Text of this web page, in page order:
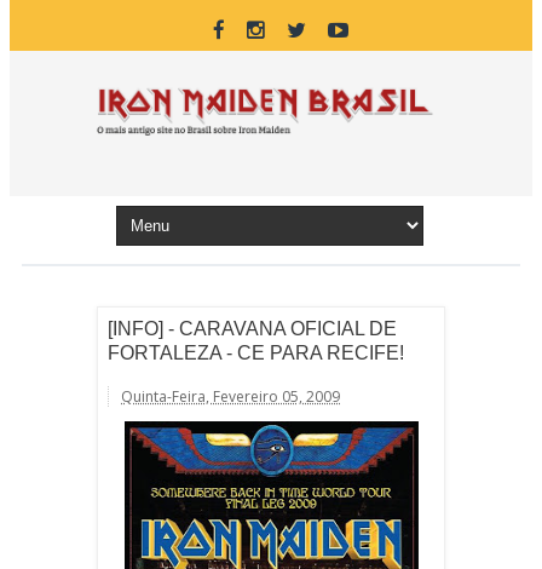
[INFO] - CARAVANA OFICIAL DE
FORTALEZA - CE PARA RECIFE!
Quinta-Feira, Fevereiro 05, 2009